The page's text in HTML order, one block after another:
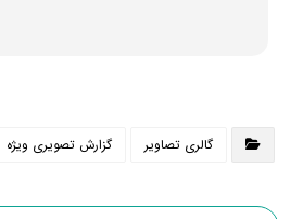
گالری تصاویر گزارش تصویری ویژه